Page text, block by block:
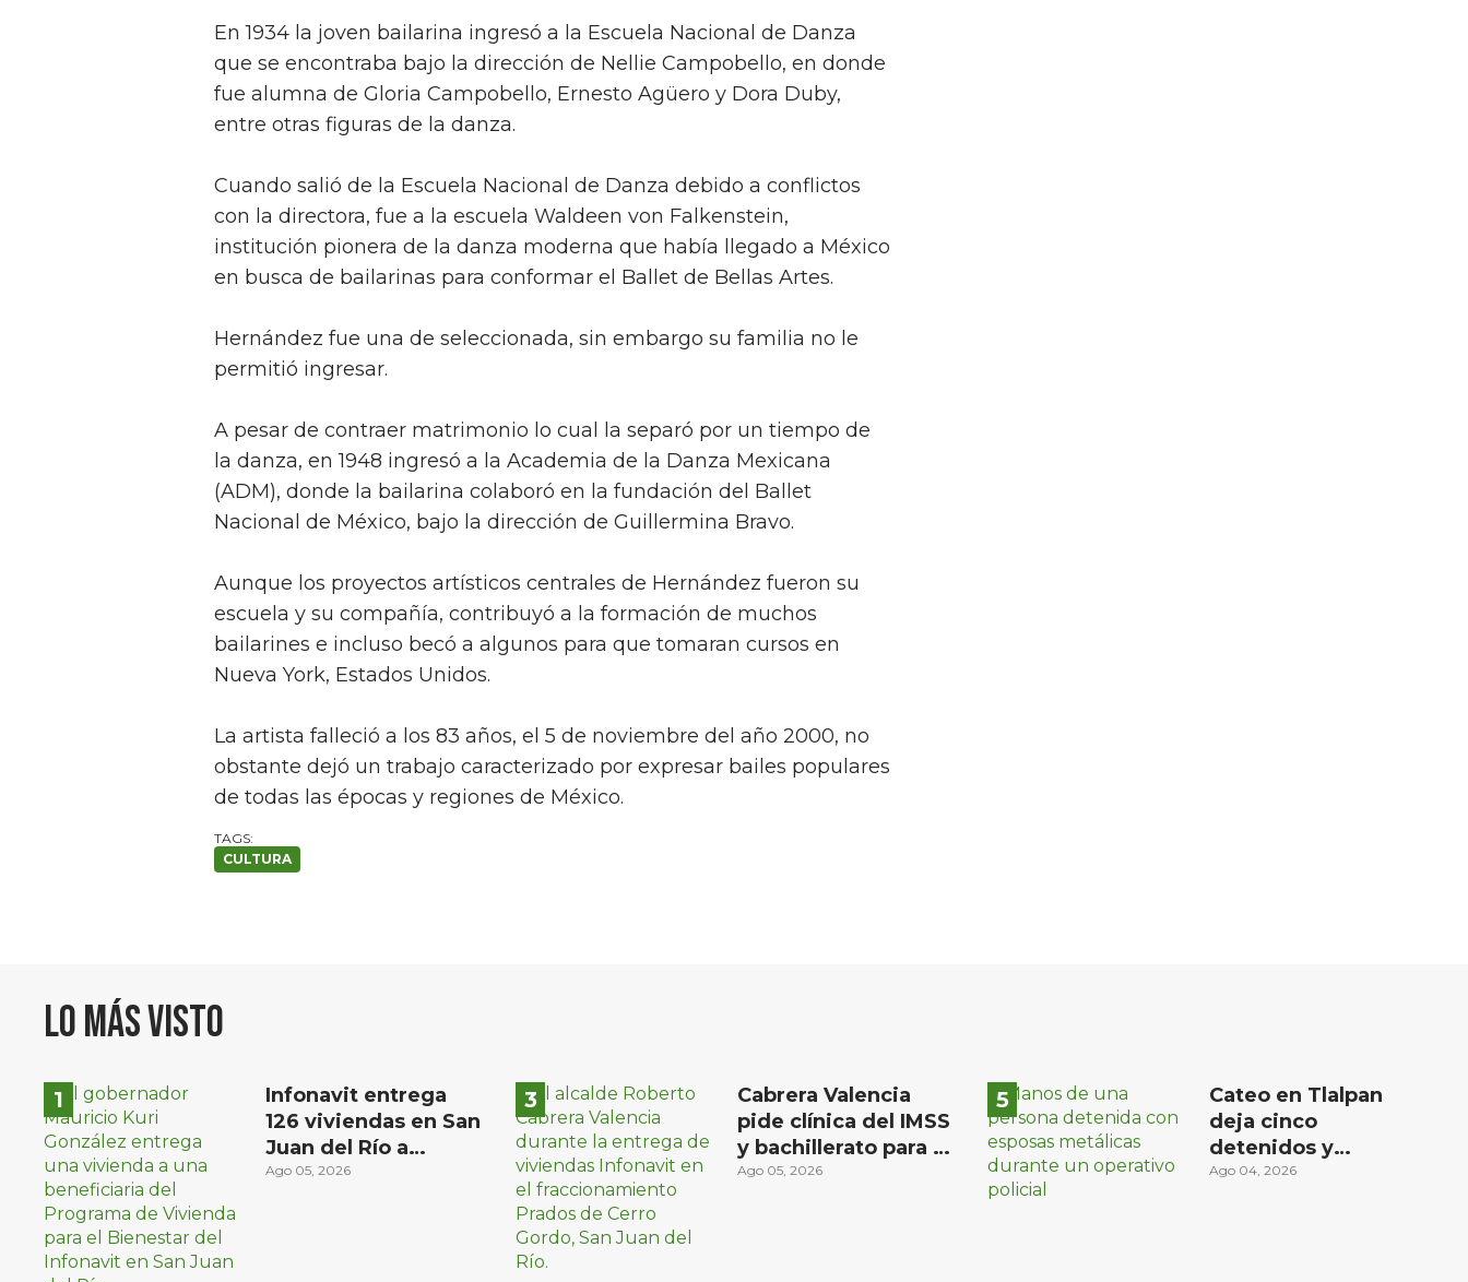
En 1934 la joven bailarina ingresó a la Escuela Nacional de Danza
que se encontraba bajo la dirección de Nellie Campobello, en donde
fue alumna de Gloria Campobello, Ernesto Agüero y Dora Duby,
entre otras figuras de la danza.
Cuando salió de la Escuela Nacional de Danza debido a conflictos
con la directora, fue a la escuela Waldeen von Falkenstein,
institución pionera de la danza moderna que había llegado a México
en busca de bailarinas para conformar el Ballet de Bellas Artes.
Hernández fue una de seleccionada, sin embargo su familia no le
permitió ingresar.
A pesar de contraer matrimonio lo cual la separó por un tiempo de
la danza, en 1948 ingresó a la Academia de la Danza Mexicana
(ADM), donde la bailarina colaboró en la fundación del Ballet
Nacional de México, bajo la dirección de Guillermina Bravo.
Aunque los proyectos artísticos centrales de Hernández fueron su
escuela y su compañía, contribuyó a la formación de muchos
bailarines e incluso becó a algunos para que tomaran cursos en
Nueva York, Estados Unidos.
La artista falleció a los 83 años, el 5 de noviembre del año 2000, no
obstante dejó un trabajo caracterizado por expresar bailes populares
de todas las épocas y regiones de México.
CULTURA
Lo más visto
Infonavit entrega
126 viviendas en San
Juan del Río a
familias de bajos
Ago 05, 2026
Cabrera Valencia
pide clínica del IMSS
y bachillerato para la
zona oriente de San
Ago 05, 2026
Cateo en Tlalpan
deja cinco
detenidos y
decomiso de droga
Ago 04, 2026